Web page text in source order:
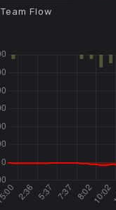
Team Flow